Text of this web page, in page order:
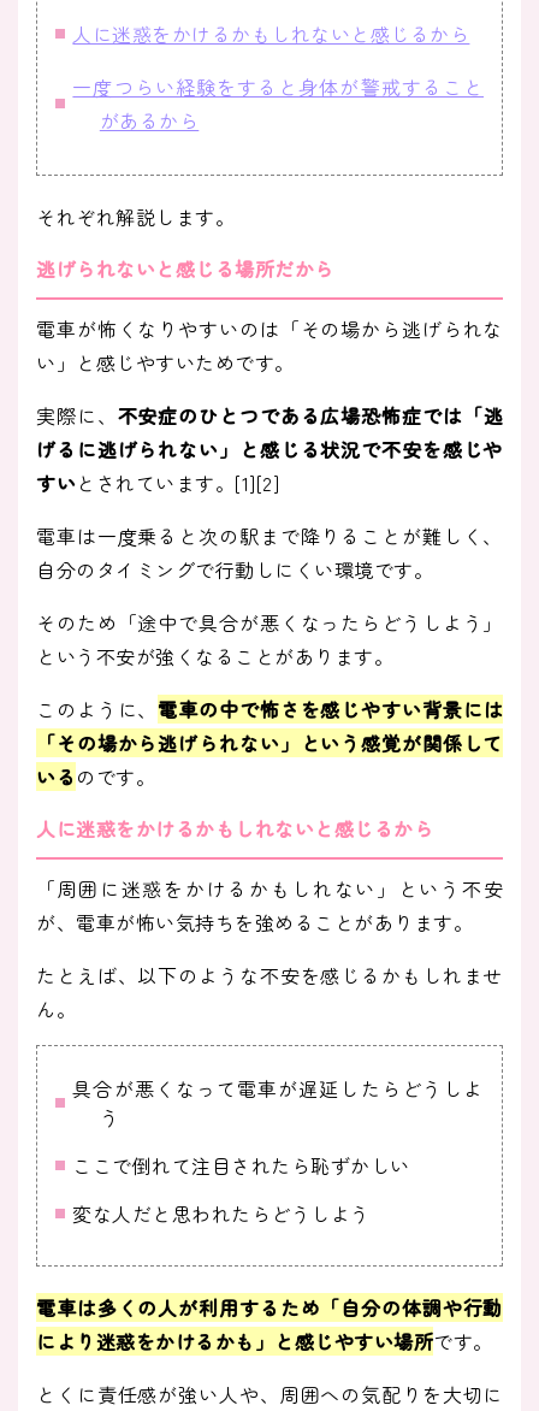
人に迷惑をかけるかもしれないと感じるから
一度つらい経験をすると身体が警戒すること
があるから
それぞれ解説します。
逃げられないと感じる場所だから
電車が怖くなりやすいのは「その場から逃げられな
い」と感じやすいためです。
実際に、 不安症のひとつである広場恐怖症では「逃
げるに逃げられない」と感じる状況で不安を感じや
すいとされています。[1][2]
電車は一度乗ると次の駅まで降りることが難しく、
自分のタイミングで行動しにくい環境です。
そのため「途中で具合が悪くなったらどうしよう」
という不安が強くなることがあります。
このように、 電車の中で怖さを感じやすい背景には
「その場から逃げられない」という感覚が関係して
いる のです。
人に迷惑をかけるかもしれないと感じるから
「周囲に迷惑をかけるかもしれない」という不安
が、電車が怖い気持ちを強めることがあります。
たとえば、以下のような不安を感じるかもしれませ
ん。
具合が悪くなって電車が遅延したらどうしよ
う
ここで倒れて注目されたら恥ずかしい
変な人だと思われたらどうしよう
電車は多くの人が利用するため「自分の体調や行動
により迷惑をかけるかも」と感じやすい場所です。
とくに責任感が強い人や、周囲への気配りを大切に